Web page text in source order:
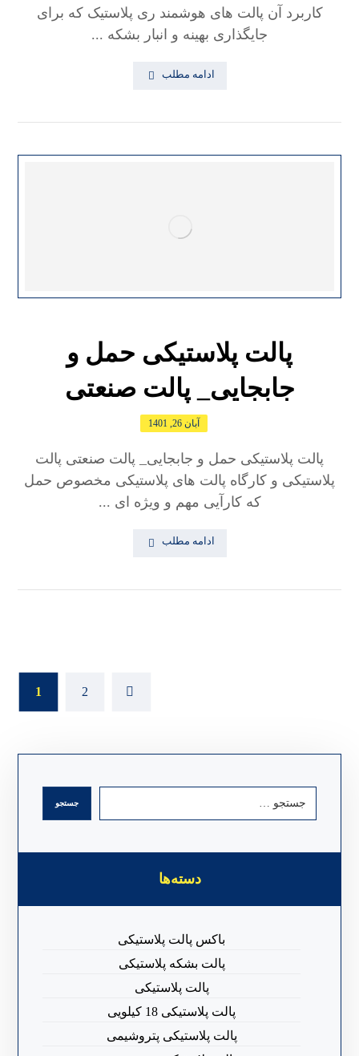
کاربرد آن پالت های هوشمند ری پلاستیک که برای
جایگذاری بهینه و انبار بشکه ...
ادامه مطلب
پالت پلاستیکی حمل و
جابجایی_ پالت صنعتی
آبان 26, 1401
پالت پلاستیکی حمل و جابجایی_ پالت صنعتی پالت
پلاستیکی و کارگاه پالت های پلاستیکی مخصوص حمل
که کارآیی مهم و ویژه ای ...
ادامه مطلب
1 2
دسته‌ها
باکس پالت پلاستیکی
پالت بشکه پلاستیکی
پالت پلاستیکی
پالت پلاستیکی 18 کیلویی
پالت پلاستیکی پتروشیمی